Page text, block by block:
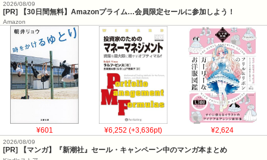
2026/08/09
[PR] 【30日間無料】Amazonプライム…会員限定セールに参加しよう！
Amazon
¥601 ¥6,252 (+3,636pt) ¥2,624
2026/08/09
[PR] 【マンガ】『新潮社』セール・キャンペーン中のマンガ本まとめ